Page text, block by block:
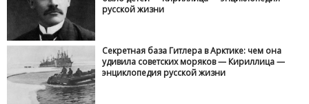
русской жизни
Секретная база Гитлера в Арктике: чем она
удивила советских моряков — Кириллица —
энциклопедия русской жизни